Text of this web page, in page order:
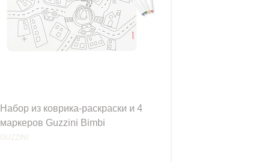
Набор из коврика-раскраски и 4
маркеров Guzzini Bimbi
GUZZINI